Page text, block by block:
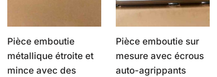
Pièce emboutie
métallique étroite et
mince avec des
Pièce emboutie sur
mesure avec écrous
auto-agrippants